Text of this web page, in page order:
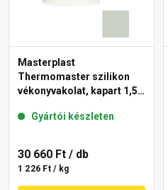
Masterplast
Thermomaster szilikon
vékonyvakolat, kapart 1,5
Gyártói készleten
30 660 Ft / db
1 226 Ft / kg